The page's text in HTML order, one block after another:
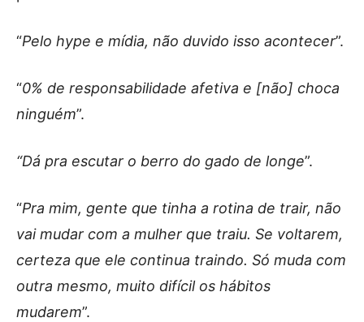
“Pelo hype e mídia, não duvido isso acontecer”.
“0% de responsabilidade afetiva e [não] choca
ninguém”.
“Dá pra escutar o berro do gado de longe”.
“Pra mim, gente que tinha a rotina de trair, não
vai mudar com a mulher que traiu. Se voltarem,
certeza que ele continua traindo. Só muda com
outra mesmo, muito difícil os hábitos
mudarem”.